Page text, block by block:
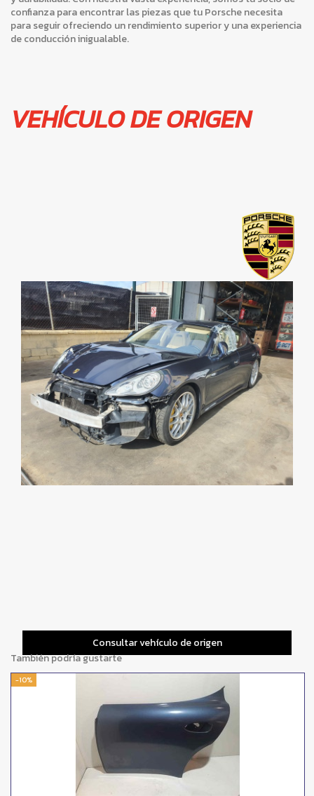
confianza para encontrar las piezas que tu Porsche necesita
para seguir ofreciendo un rendimiento superior y una experiencia
de conducción inigualable.
VEHÍCULO DE ORIGEN
Consultar vehículo de origen
También podría gustarte
-10%